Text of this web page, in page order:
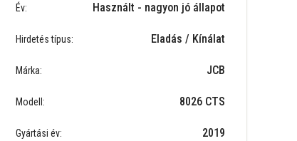
Év: Használt - nagyon jó állapot
Hirdetés típus: Eladás / Kínálat
Márka: JCB
Modell: 8026 CTS
Gyártási év: 2019